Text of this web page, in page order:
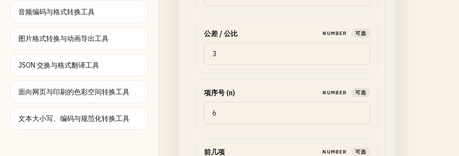
音频编码与格式转换工具
图片格式转换与动画导出工具
JSON 交换与格式翻译工具
面向网页与印刷的色彩空间转换工具
文本大小写、编码与规范化转换工具
公差 / 公比 NUMBER 可选
项序号 (n) NUMBER 可选
前几项 NUMBER 可选